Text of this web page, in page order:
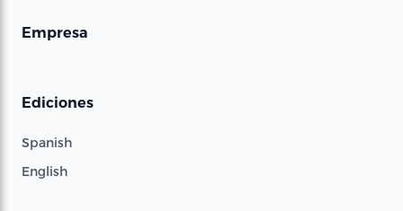
Empresa
Ediciones
Spanish
English